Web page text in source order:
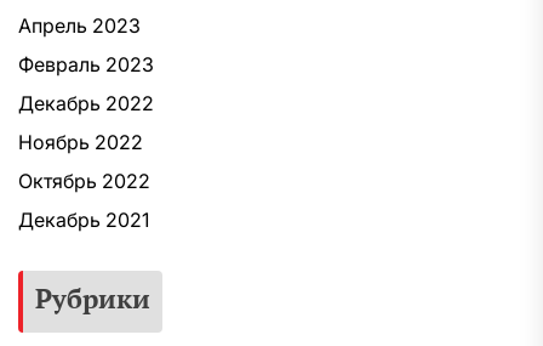
Апрель 2023
Февраль 2023
Декабрь 2022
Ноябрь 2022
Октябрь 2022
Декабрь 2021
Рубрики